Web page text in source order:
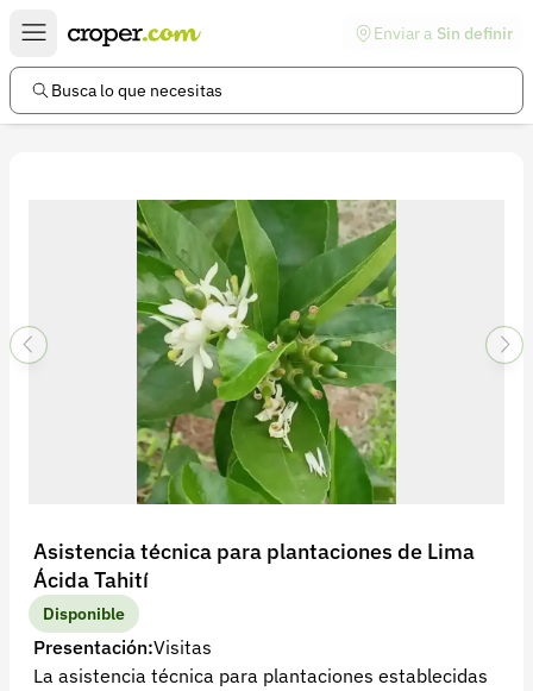
Enviar a Sin definir
Busca lo que necesitas
Asistencia técnica para plantaciones de Lima
Ácida Tahití
Disponible
Presentación:Visitas
La asistencia técnica para plantaciones establecidas
Enlaces de interés
Preguntas frecuentes
Información legal
Términos y condiciones
Política de devoluciones
Política de privacidad
Recuperar contraseña
Contacto
Soporte
+57 323 2931928